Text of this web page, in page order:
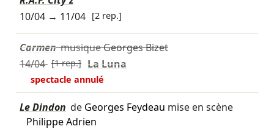
10/04→ 11/04 [2 rep.]
CarmenmusiqueGeorges Bizet
14/04 [1 rep.] La Luna
spectacle annulé
Le Dindon de Georges Feydeau mise en scène
Philippe Adrien